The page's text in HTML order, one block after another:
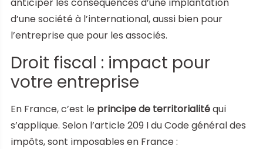
d’une société à l’international, aussi bien pour
l’entreprise que pour les associés.
Droit fiscal : impact pour
votre entreprise
En France, c’est le principe de territorialitéqui
s’applique. Selon l’article 209 I du Code général des
impôts, sont imposables en France :